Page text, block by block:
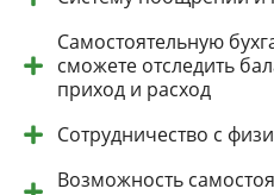
Самостоятельную
сможете отследить
приход и расход
Сотрудничество с
Возможность